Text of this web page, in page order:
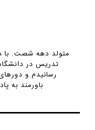
تدریس در
رسانیدم.و
باورمند به